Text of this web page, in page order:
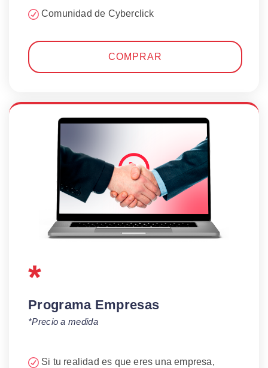
Comunidad de Cyberclick
COMPRAR
*
Programa Empresas
*Precio a medida
Si tu realidad es que eres una empresa,